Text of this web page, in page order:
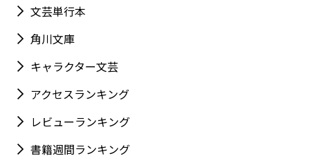
文芸単行本
角川文庫
キャラクター文芸
アクセスランキング
レビューランキング
書籍週間ランキング